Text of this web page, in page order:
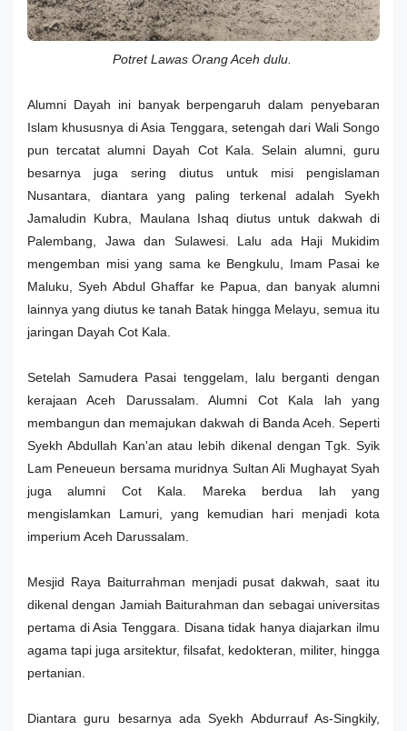
Potret Lawas Orang Aceh dulu.
Alumni Dayah ini banyak berpengaruh dalam penyebaran
Islam khususnya di Asia Tenggara, setengah dari Wali Songo
pun tercatat alumni Dayah Cot Kala. Selain alumni, guru
besarnya juga sering diutus untuk misi pengislaman
Nusantara, diantara yang paling terkenal adalah Syekh
Jamaludin Kubra, Maulana Ishaq diutus untuk dakwah di
Palembang, Jawa dan Sulawesi. Lalu ada Haji Mukidim
mengemban misi yang sama ke Bengkulu, Imam Pasai ke
Maluku, Syeh Abdul Ghaffar ke Papua, dan banyak alumni
lainnya yang diutus ke tanah Batak hingga Melayu, semua itu
jaringan Dayah Cot Kala.
Setelah Samudera Pasai tenggelam, lalu berganti dengan
kerajaan Aceh Darussalam. Alumni Cot Kala lah yang
membangun dan memajukan dakwah di Banda Aceh. Seperti
Syekh Abdullah Kan'an atau lebih dikenal dengan Tgk. Syik
Lam Peneueun bersama muridnya Sultan Ali Mughayat Syah
juga alumni Cot Kala. Mareka berdua lah yang
mengislamkan Lamuri, yang kemudian hari menjadi kota
imperium Aceh Darussalam.
Mesjid Raya Baiturrahman menjadi pusat dakwah, saat itu
dikenal dengan Jamiah Baiturahman dan sebagai universitas
pertama di Asia Tenggara. Disana tidak hanya diajarkan ilmu
agama tapi juga arsitektur, filsafat, kedokteran, militer, hingga
pertanian.
Diantara guru besarnya ada Syekh Abdurrauf As-Singkily,